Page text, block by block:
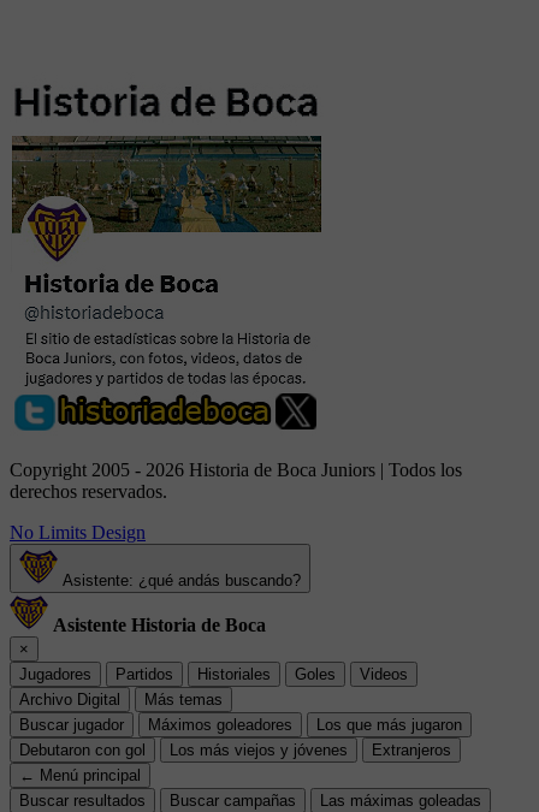
Copyright 2005 - 2026 Historia de Boca Juniors | Todos los
derechos reservados.
No Limits Design
Asistente: ¿qué andás buscando?
Asistente Historia de Boca
×
Jugadores
Partidos Historiales Goles
Videos
Archivo Digital
Más temas
Buscar jugador
Máximos goleadores
Los que más jugaron
Debutaron con gol
Los más viejos y jóvenes
Extranjeros
← Menú principal
Buscar resultados
Buscar campañas Las máximas goleadas